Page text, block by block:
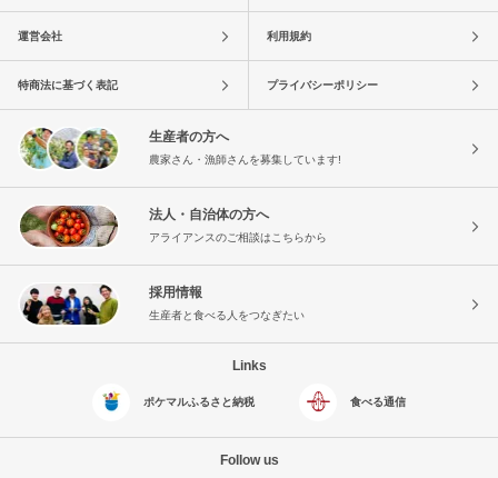
運営会社 利用規約
特商法に基づく表記 プライバシーポリシー
生産者の方へ
農家さん・漁師さんを募集しています!
法人・自治体の方へ
アライアンスのご相談はこちらから
採用情報
生産者と食べる人をつなぎたい
Links
ポケマルふるさと納税 食べる通信
Follow us